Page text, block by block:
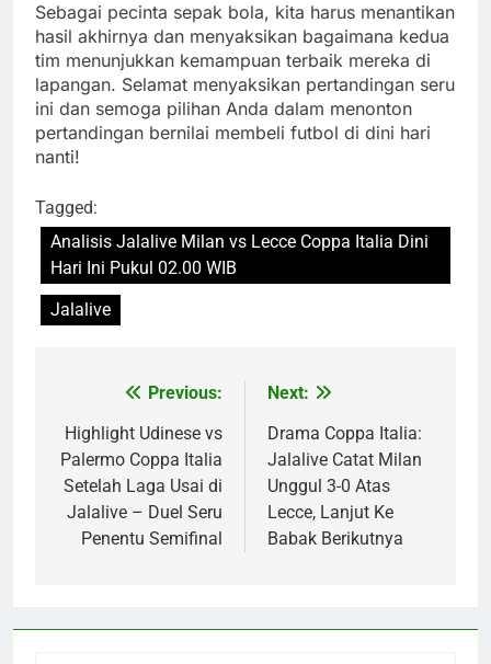
Sebagai pecinta sepak bola, kita harus menantikan
hasil akhirnya dan menyaksikan bagaimana kedua
tim menunjukkan kemampuan terbaik mereka di
lapangan. Selamat menyaksikan pertandingan seru
ini dan semoga pilihan Anda dalam menonton
pertandingan bernilai membeli futbol di dini hari
nanti!
Tagged:
Analisis Jalalive Milan vs Lecce Coppa Italia Dini
Hari Ini Pukul 02.00 WIB
Jalalive
navigation
Previous:
Highlight Udinese vs
Palermo Coppa Italia
Setelah Laga Usai di
Jalalive – Duel Seru
Penentu Semifinal
Next:
Drama Coppa Italia:
Jalalive Catat Milan
Unggul 3-0 Atas
Lecce, Lanjut Ke
Babak Berikutnya